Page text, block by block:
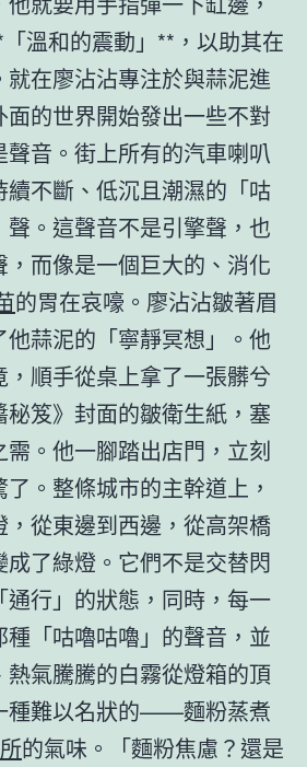
溫和的震動」**，以助其在
在廖沾沾專注於與蒜泥進
的世界開始發出一些不對
音。街上所有的汽車喇叭
不斷、低沉且潮濕的「咕
這聲音不是引擎聲，也
而像是一個巨大的、消化
的胃在哀嚎。廖沾沾皺著眉
蒜泥的「寧靜冥想」。他
順手從桌上拿了一張髒兮
笈》封面的皺衛生紙，塞
。他一腳踏出店門，立刻
。整條城市的主幹道上，
從東邊到西邊，從高架橋
了綠燈。它們不是交替閃
行」的狀態，同時，每一
「咕嚕咕嚕」的聲音，並
熱氣騰騰的白霧從燈箱的頂
種難以名狀的——麵粉蒸煮
的氣味。「麵粉焦慮？還是